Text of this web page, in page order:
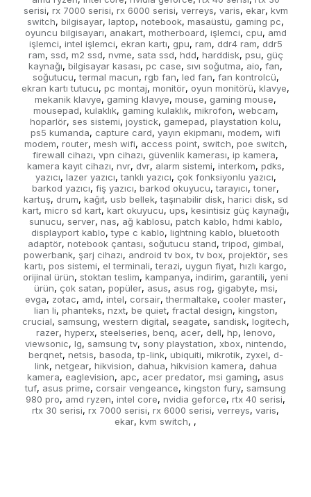
serisi, rx 7000 serisi, rx 6000 serisi, verreys, varis, ekar, kvm
switch, bilgisayar, laptop, notebook, masaüstü, gaming pc,
oyuncu bilgisayarı, anakart, motherboard, işlemci, cpu, amd
işlemci, intel işlemci, ekran kartı, gpu, ram, ddr4 ram, ddr5
ram, ssd, m2 ssd, nvme, sata ssd, hdd, harddisk, psu, güç
kaynağı, bilgisayar kasası, pc case, sıvı soğutma, aio, fan,
soğutucu, termal macun, rgb fan, led fan, fan kontrolcü,
ekran kartı tutucu, pc montaj, monitör, oyun monitörü, klavye,
mekanik klavye, gaming klavye, mouse, gaming mouse,
mousepad, kulaklık, gaming kulaklık, mikrofon, webcam,
hoparlör, ses sistemi, joystick, gamepad, playstation kolu,
ps5 kumanda, capture card, yayın ekipmanı, modem, wifi
modem, router, mesh wifi, access point, switch, poe switch,
firewall cihazı, vpn cihazı, güvenlik kamerası, ip kamera,
kamera kayıt cihazı, nvr, dvr, alarm sistemi, interkom, pdks,
yazıcı, lazer yazıcı, tanklı yazıcı, çok fonksiyonlu yazıcı,
barkod yazıcı, fiş yazıcı, barkod okuyucu, tarayıcı, toner,
kartuş, drum, kağıt, usb bellek, taşınabilir disk, harici disk, sd
kart, micro sd kart, kart okuyucu, ups, kesintisiz güç kaynağı,
sunucu, server, nas, ağ kablosu, patch kablo, hdmi kablo,
displayport kablo, type c kablo, lightning kablo, bluetooth
adaptör, notebook çantası, soğutucu stand, tripod, gimbal,
powerbank, şarj cihazı, android tv box, tv box, projektör, ses
kartı, pos sistemi, el terminali, terazi, uygun fiyat, hızlı kargo,
orijinal ürün, stoktan teslim, kampanya, indirim, garantili, yeni
ürün, çok satan, popüler, asus, asus rog, gigabyte, msi,
evga, zotac, amd, intel, corsair, thermaltake, cooler master,
lian li, phanteks, nzxt, be quiet, fractal design, kingston,
crucial, samsung, western digital, seagate, sandisk, logitech,
razer, hyperx, steelseries, benq, acer, dell, hp, lenovo,
viewsonic, lg, samsung tv, sony playstation, xbox, nintendo,
berqnet, netsis, basoda, tp-link, ubiquiti, mikrotik, zyxel, d-
link, netgear, hikvision, dahua, hikvision kamera, dahua
kamera, eaglevision, apc, acer predator, msi gaming, asus
tuf, asus prime, corsair vengeance, kingston fury, samsung
980 pro, amd ryzen, intel core, nvidia geforce, rtx 40 serisi,
rtx 30 serisi, rx 7000 serisi, rx 6000 serisi, verreys, varis,
ekar, kvm switch, ,